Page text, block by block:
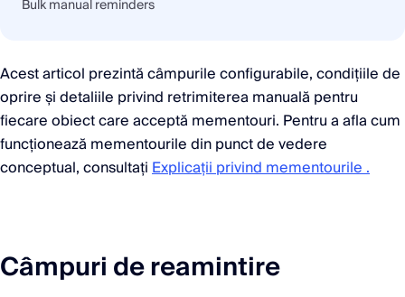
Bulk manual reminders
Acest articol prezintă câmpurile configurabile, condițiile de
oprire și detaliile privind retrimiterea manuală pentru
fiecare obiect care acceptă mementouri. Pentru a afla cum
funcționează mementourile din punct de vedere
conceptual, consultațiExplicații privind mementourile .
Câmpuri de reamintire